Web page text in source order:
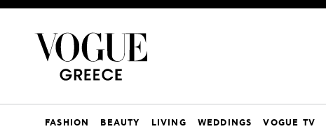
FASHION BEAUTY LIVING WEDDINGS VOGUE TV